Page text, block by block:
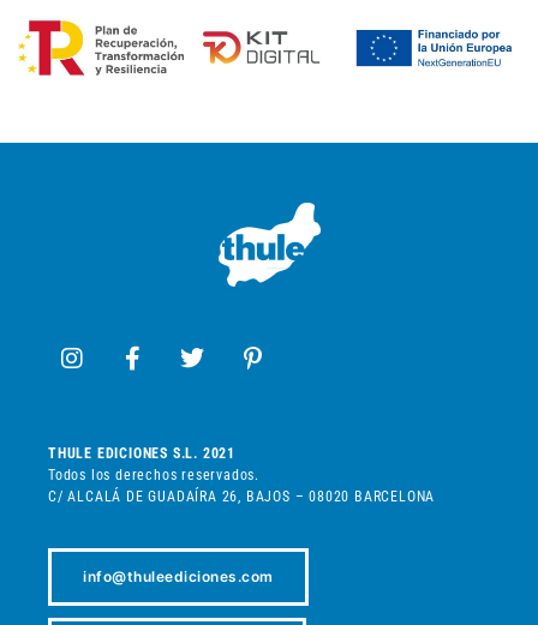
THULE EDICIONES S.L. 2021
Todos los derechos reservados.
C/ ALCALÁ DE GUADAÍRA 26, BAJOS – 08020 BARCELONA
info@thuleediciones.com